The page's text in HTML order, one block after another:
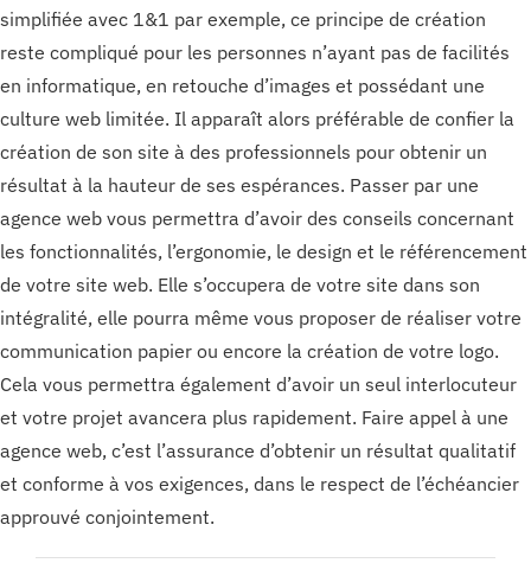
simplifiée avec 1&1 par exemple, ce principe de création
reste compliqué pour les personnes n’ayant pas de facilités
en informatique, en retouche d’images et possédant une
culture web limitée. Il apparaît alors préférable de confier la
création de son site à des professionnels pour obtenir un
résultat à la hauteur de ses espérances. Passer par une
agence web vous permettra d’avoir des conseils concernant
les fonctionnalités, l’ergonomie, le design et le référencement
de votre site web. Elle s’occupera de votre site dans son
intégralité, elle pourra même vous proposer de réaliser votre
communication papier ou encore la création de votre logo.
Cela vous permettra également d’avoir un seul interlocuteur
et votre projet avancera plus rapidement. Faire appel à une
agence web, c’est l’assurance d’obtenir un résultat qualitatif
et conforme à vos exigences, dans le respect de l’échéancier
approuvé conjointement.